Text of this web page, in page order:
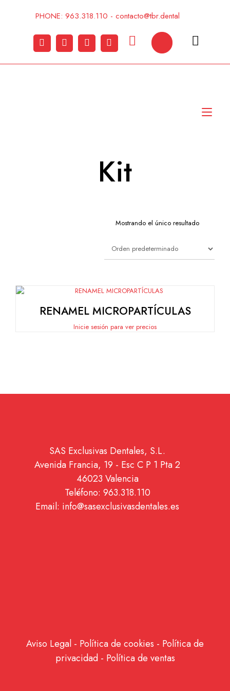
PHONE: 963.318.110 - contacto@tbr.dental
Kit
Mostrando el único resultado
RENAMEL MICROPARTÍCULAS
Inicie sesión para ver precios
SAS Exclusivas Dentales, S.L.
Avenida Francia, 19 - Esc C P 1 Pta 2
46023 Valencia
Teléfono: 963.318.110
Email: info@sasexclusivasdentales.es
Aviso Legal - Política de cookies - Política de
privacidad- Política de ventas